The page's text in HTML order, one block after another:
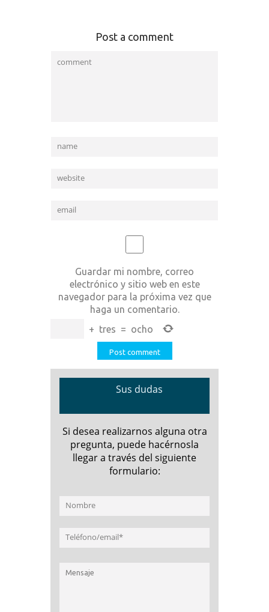
Post a comment
Guardar mi nombre, correo
electrónico y sitio web en este
navegador para la próxima vez que
haga un comentario.
+ tres = ocho
Sus dudas
Si desea realizarnos alguna otra
pregunta, puede hacérnosla
llegar a través del siguiente
formulario: